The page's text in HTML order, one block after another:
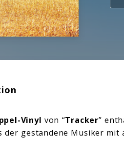
Vinyl von “Tracker”
der gestandene Musiker